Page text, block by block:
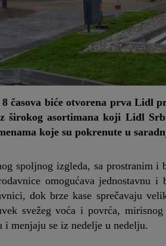
časova biće otvorena prva Lidl
širokog asortimana koji Lidl
koje su pokrenute u
spoljnog izgleda, sa prostranim i
omogućava jednostavnu i
dok brze kase sprečavaju
svežeg voća i povrća,
menjaju se iz nedelje u nedelju.